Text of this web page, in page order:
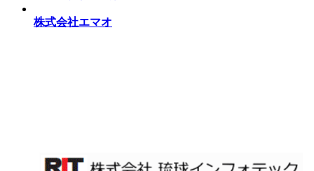
株式会社エマオ